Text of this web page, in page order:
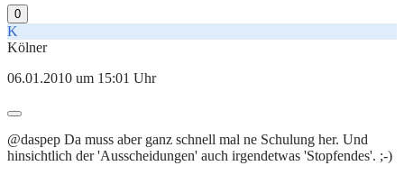
0
K
Kölner
06.01.2010 um 15:01 Uhr
@daspep Da muss aber ganz schnell mal ne Schulung her. Und
hinsichtlich der 'Ausscheidungen' auch irgendetwas 'Stopfendes'. ;-)